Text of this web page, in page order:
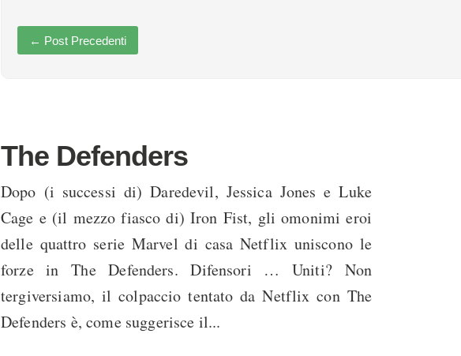
← Post Precedenti
The Defenders
Dopo (i successi di) Daredevil, Jessica Jones e Luke
Cage e (il mezzo fiasco di) Iron Fist, gli omonimi eroi
delle quattro serie Marvel di casa Netflix uniscono le
forze in The Defenders. Difensori … Uniti? Non
tergiversiamo, il colpaccio tentato da Netflix con The
Defenders è, come suggerisce il...